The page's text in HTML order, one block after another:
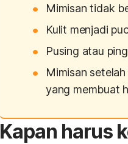
Mimisan tidak
Kulit menjadi
Pusing atau
Mimisan
yang membuat
Kapan harus